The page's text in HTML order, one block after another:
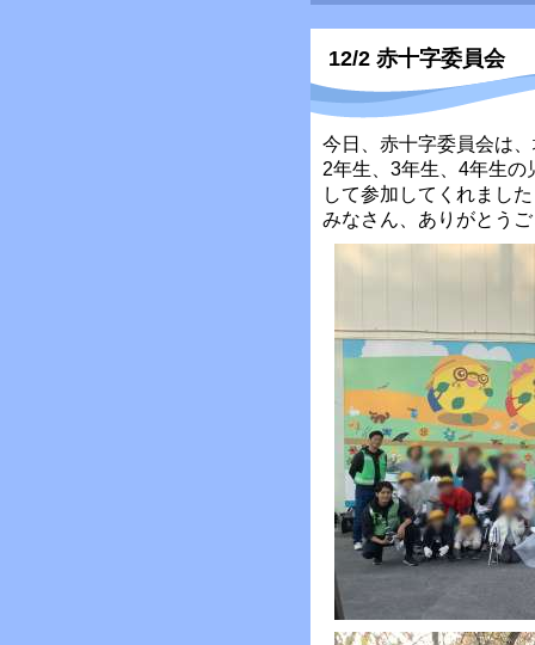
12/2 赤十字委員会
今日、赤十字委員会は
2年生、3年生、4年生
して参加してくれまし
みなさん、ありがとう